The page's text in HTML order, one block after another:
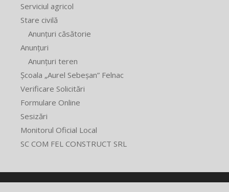
Serviciul agricol
Stare civilă
Anunțuri căsătorie
Anunțuri
Anunțuri teren
Școala „Aurel Sebeșan” Felnac
Verificare Solicitări
Formulare Online
Sesizări
Monitorul Oficial Local
SC COM FEL CONSTRUCT SRL